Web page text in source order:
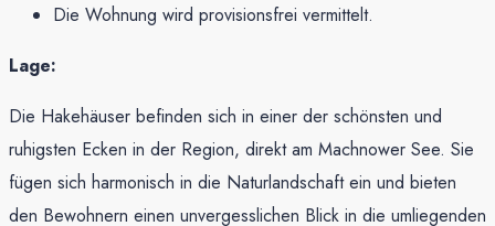
Die Wohnung wird provisionsfrei vermittelt.
Lage:
Die Hakehäuser befinden sich in einer der schönsten und
ruhigsten Ecken in der Region, direkt am Machnower See. Sie
fügen sich harmonisch in die Naturlandschaft ein und bieten
den Bewohnern einen unvergesslichen Blick in die umliegenden